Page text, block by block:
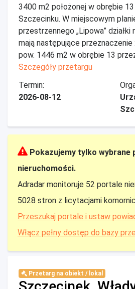
3400 m2 położonej w obrębie
Szczecinku. W miejscowym
przestrzennego „Lipowa”
mają następujące przeznaczenie
pow. 1446 m2 w obrębie 13
Szczegóły przetargu
Termin:
2026-08-12
Pokazujemy tylko wybrane
nieruchomości.
Adradar monitoruje 52 portale
5028 stron z licytacjami
Przeszukaj portale i ustaw
Włącz pełny dostęp do bazy
Przetarg na obiekt / lokal